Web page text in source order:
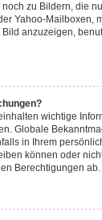
zu Bildern, die
Yahoo-Mailboxen,
anzuzeigen,
wichtige
Globale
in Ihrem
können oder
Berechtigungen ab.